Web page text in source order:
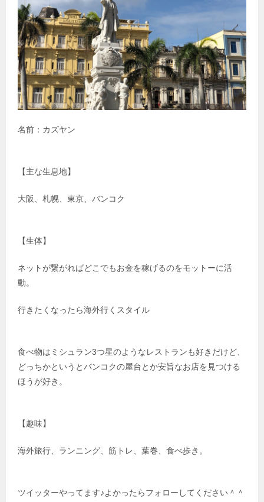
名前：カズヤン
【主な生息地】
大阪、札幌、東京、バンコク
【生体】
ネットが繋がればどこでもお金を稼げるのをモットーに活
動。
行きたくなったら海外行くスタイル
食べ物はミシュラン3つ星のようなレストランも好きだけど、
どっちかというとバンコクの屋台とか安旨なお店を見つける
ほうが好き。
【趣味】
海外旅行、ランニング、筋トレ、葉巻、食べ歩き。
ツイッターやってます♪よかったらフォローしてください＾＾